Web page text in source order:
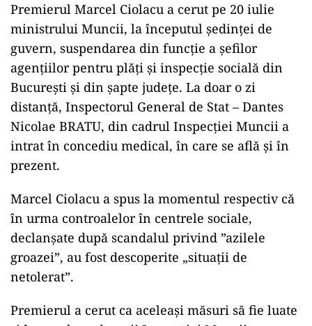
Premierul Marcel Ciolacu a cerut pe 20 iulie
ministrului Muncii, la începutul ședinței de
guvern, suspendarea din funcție a șefilor
agențiilor pentru plăți și inspecție socială din
București și din șapte județe. La doar o zi
distanță, Inspectorul General de Stat – Dantes
Nicolae BRATU, din cadrul Inspecției Muncii a
intrat în concediu medical, în care se află și în
prezent.
Marcel Ciolacu a spus la momentul respectiv că
în urma controalelor în centrele sociale,
declanșate după scandalul privind ”azilele
groazei”, au fost descoperite „situații de
netolerat”.
Premierul a cerut ca aceleași măsuri să fie luate